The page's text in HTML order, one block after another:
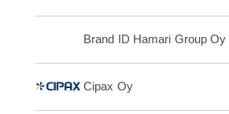
Brand ID Hamari Group Oy
Cipax Oy